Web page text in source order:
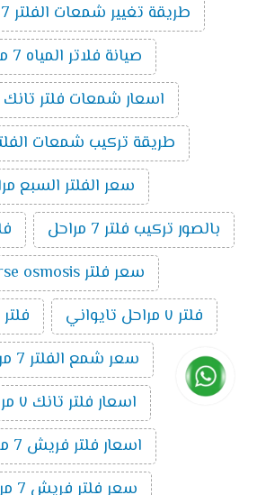
طريقة تغيير شمعات الفلتر 7 مراحل تانك
صيانة فلاتر المياه 7 مراحل
اسعار شمعات فلتر تانك 7 مراحل
طريقة تركيب شمعات الفلتر 7
سعر الفلتر السبع
بالصور تركيب فلتر 7 مراحل
سعر فلتر reverse osmosis
فلتر ٧ مراحل تايواني
سعر شمع الفلتر 7 مراحل
اسعار فلتر تانك ٧ مراحل
اسعار فلتر فريش 7 مراحل
سعر فلتر فريش 7 مراحل